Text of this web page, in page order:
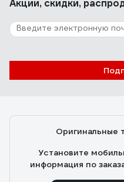
47 отзывов
Акции, скидки,
Оригинальные
Установите
информация по